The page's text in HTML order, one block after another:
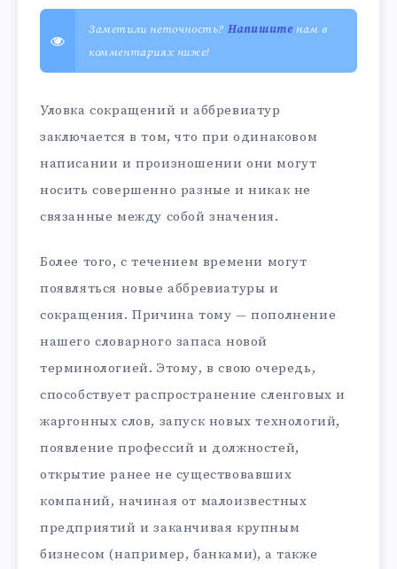
Заметили неточность? Напишитенам в
комментариях ниже!
Уловка сокращений и аббревиатур
заключается в том, что при одинаковом
написании и произношении они могут
носить совершенно разные и никак не
связанные между собой значения.
Более того, с течением времени могут
появляться новые аббревиатуры и
сокращения. Причина тому — пополнение
нашего словарного запаса новой
терминологией. Этому, в свою очередь,
способствует распространение сленговых и
жаргонных слов, запуск новых технологий,
появление профессий и должностей,
открытие ранее не существовавших
компаний, начиная от малоизвестных
предприятий и заканчивая крупным
бизнесом (например, банками), а также